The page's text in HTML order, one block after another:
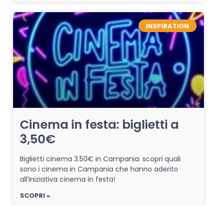
INSPIRATION
Cinema in festa: biglietti a
3,50€
Biglietti cinema 3.50€ in Campania: scopri quali
sono i cinema in Campania che hanno aderito
all’iniziativa cinema in festa!
SCOPRI »